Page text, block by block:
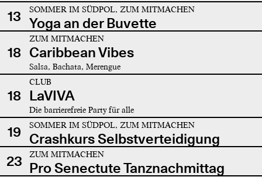
13 SOMMER IM SÜDPOL, ZUM MITMACHEN
Yoga an der Buvette
18
ZUM MITMACHEN
Caribbean Vibes
Salsa, Bachata, Merengue
18
CLUB
LaVIVA
Die barrierefreie Party für alle
19 SOMMER IM SÜDPOL, ZUM MITMACHEN
Crashkurs Selbstverteidigung
23
ZUM MITMACHEN
Pro Senectute Tanznachmittag